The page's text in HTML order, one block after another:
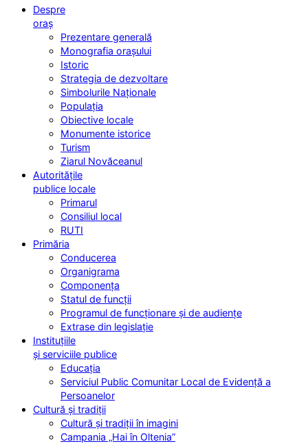
Despre
oraș
Prezentare generală
Monografia orașului
Istoric
Strategia de dezvoltare
Simbolurile Naționale
Populația
Obiective locale
Monumente istorice
Turism
Ziarul Novăceanul
Autoritățile
publice locale
Primarul
Consiliul local
RUTI
Primăria
Conducerea
Organigrama
Componența
Statul de funcții
Programul de funcționare și de audiențe
Extrase din legislație
Instituțiile
și serviciile publice
Educația
Serviciul Public Comunitar Local de Evidență a
Persoanelor
Cultură și tradiții
Cultură și tradiții în imagini
Campania „Hai în Oltenia”